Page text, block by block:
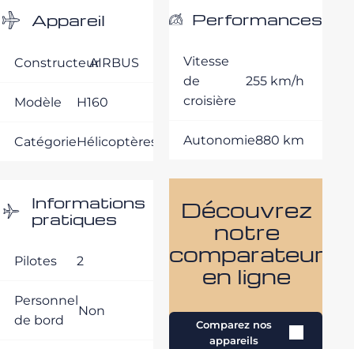
Appareil
ConstructeurAIRBUS
Modèle H160
CatégorieHélicoptères
Informations
pratiques
Pilotes 2
Personnel
de bord
Non
Performances
Vitesse
de
croisière
255 km/h
Autonomie880 km
Découvrez
notre
comparateur
en ligne
Comparez nos
appareils